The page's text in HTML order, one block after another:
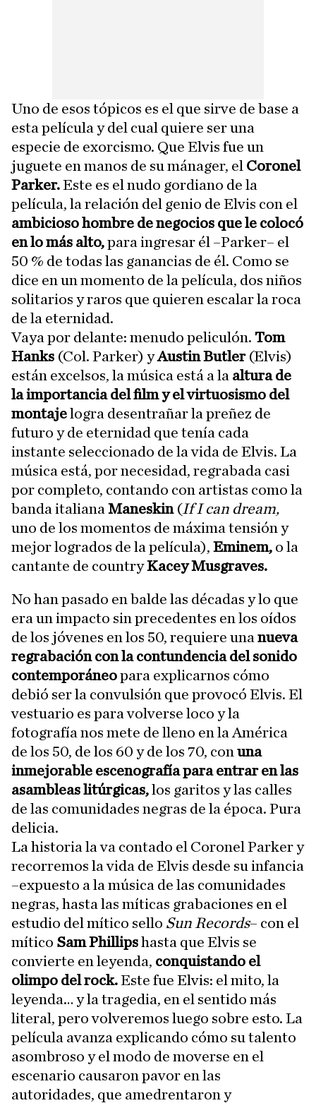
Uno de esos tópicos es el que sirve de base a
esta película y del cual quiere ser una
especie de exorcismo. Que Elvis fue un
juguete en manos de su mánager, el Coronel
Parker.Este es el nudo gordiano de la
película, la relación del genio de Elvis con el
ambicioso hombre de negocios que le colocó
en lo más alto,para ingresar él –Parker– el
50 % de todas las ganancias de él. Como se
dice en un momento de la película, dos niños
solitarios y raros que quieren escalar la roca
de la eternidad.
Vaya por delante: menudo peliculón. Tom
Hanks (Col. Parker) yAustin Butler(Elvis)
están excelsos, la música está a la altura de
la importancia del film y el virtuosismo del
montajelogra desentrañar la preñez de
futuro y de eternidad que tenía cada
instante seleccionado de la vida de Elvis. La
música está, por necesidad, regrabada casi
por completo, contando con artistas como la
banda italiana Maneskin(If I can dream,
uno de los momentos de máxima tensión y
mejor logrados de la película), Eminem, o la
cantante de countryKacey Musgraves.
No han pasado en balde las décadas y lo que
era un impacto sin precedentes en los oídos
de los jóvenes en los 50, requiere una nueva
regrabación con la contundencia del sonido
contemporáneopara explicarnos cómo
debió ser la convulsión que provocó Elvis. El
vestuario es para volverse loco y la
fotografía nos mete de lleno en la América
de los 50, de los 60 y de los 70, con una
inmejorable escenografía para entrar en las
asambleas litúrgicas,los garitos y las calles
de las comunidades negras de la época. Pura
delicia.
La historia la va contado el Coronel Parker y
recorremos la vida de Elvis desde su infancia
–expuesto a la música de las comunidades
negras, hasta las míticas grabaciones en el
estudio del mítico sello Sun Records– con el
mítico Sam Phillipshasta que Elvis se
convierte en leyenda, conquistando el
olimpo del rock.Este fue Elvis: el mito, la
leyenda… y la tragedia, en el sentido más
literal, pero volveremos luego sobre esto. La
película avanza explicando cómo su talento
asombroso y el modo de moverse en el
escenario causaron pavor en las
autoridades, que amedrentaron y